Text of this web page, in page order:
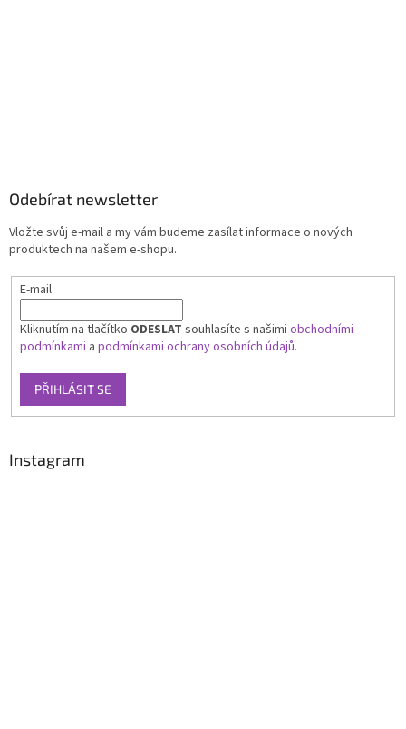
Odebírat newsletter
Vložte svůj e-mail a my vám budeme zasílat informace o nových
produktech na našem e-shopu.
E-mail
Kliknutím na tlačítko ODESLAT souhlasíte s našimi obchodními
podmínkami a podmínkami ochrany osobních údajů.
PŘIHLÁSIT SE
Instagram